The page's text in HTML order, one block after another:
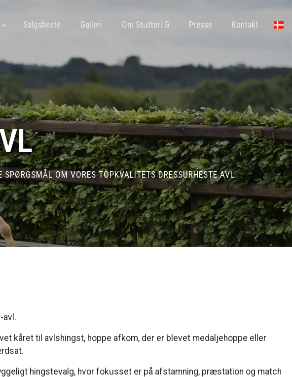
Salgsheste Galleri Om Stutteri G Presse Kontakt
OM VORES TOPKVALITETS DRESSURHESTE AVL
avl.
kåret til avlshingst, hoppe afkom, der er blevet medaljehoppe eller
hingstevalg, hvor fokusset er på afstamning, præstation og match